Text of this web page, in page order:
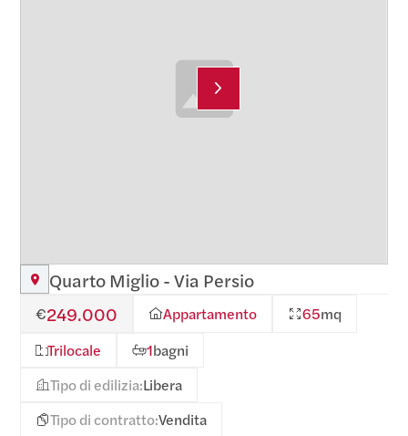
Quarto Miglio - Via Persio
€249.000 Appartamento 65mq
Trilocale
1bagni
Tipo di edilizia:Libera
Tipo di contratto:Vendita